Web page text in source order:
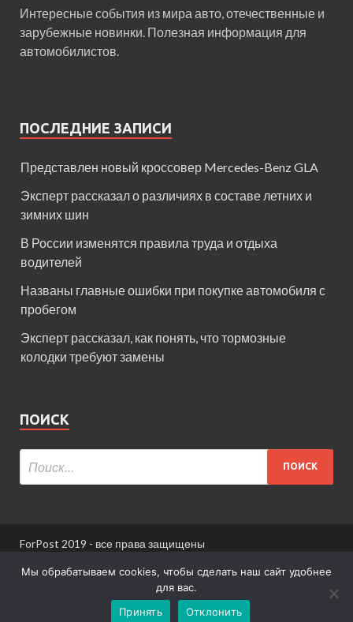
Интересные события из мира авто, отечественные и
зарубежные новинки. Полезная информация для
автомобилистов.
ПОСЛЕДНИЕ ЗАПИСИ
Представлен новый кроссовер Mercedes-Benz GLA
Эксперт рассказал о различиях в составе летних и
зимних шин
В России изменятся правила труда и отдыха
водителей
Названы главные ошибки при покупке автомобиля с
пробегом
Эксперт рассказал, как понять, что тормозные
колодки требуют замены
ПОИСК
ForPost 2019 - все права защищены
При использовании материалов сайта ссылка
Информация для пользователей сайта
Мы обрабатываем cookies, чтобы сделать наш сайт удобнее
для вас.
Принять
Отклонить